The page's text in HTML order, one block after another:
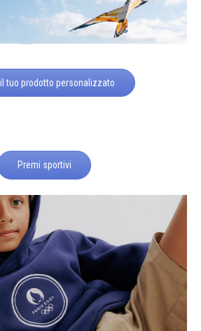
tuo prodotto personalizzato
Premi sportivi